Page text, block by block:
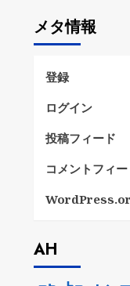
リ
ー
メタ情報
登録
ログイン
投稿フィード
コメントフィー
AH